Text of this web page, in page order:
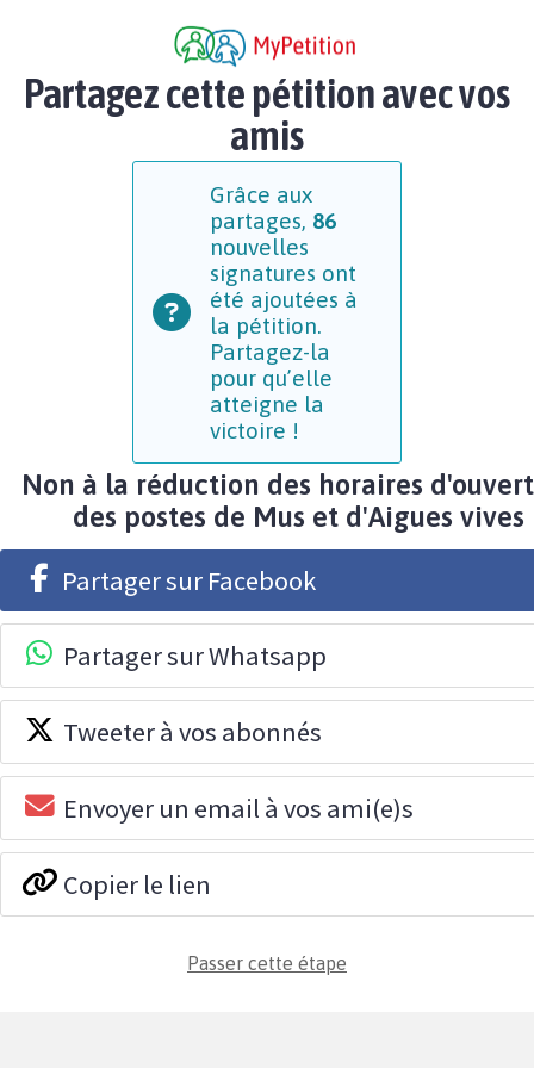
Partagez cette pétition avec vos
amis
Grâce aux
partages, 86
nouvelles
signatures ont
été ajoutées à
la pétition.
Partagez-la
pour qu’elle
atteigne la
victoire !
Non à la réduction des horaires
des postes de Mus et d'Aigues vives
Partager sur Facebook
Partager sur Whatsapp
Tweeter à vos abonnés
Envoyer un email à vos ami(e)s
Copier le lien
Passer cette étape